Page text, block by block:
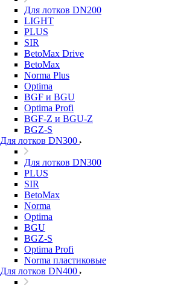
Для лотков DN200
LIGHT
PLUS
SIR
BetoMax Drive
BetoMax
Norma Plus
Optima
BGF и BGU
Optima Profi
BGF-Z и BGU-Z
BGZ-S
Для лотков DN300
Для лотков DN300
PLUS
SIR
BetoMax
Norma
Optima
BGU
BGZ-S
Optima Profi
Norma пластиковые
Для лотков DN400